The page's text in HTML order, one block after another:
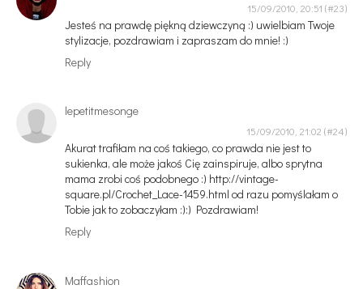
15/09/2010, 20:51
Jesteś na prawdę piękną dziewczyną :) uwielbiam Twoje
stylizacje, pozdrawiam i zapraszam do mnie! :)
Reply
lepetitmesonge
15/09/2010, 21:02
Akurat trafiłam na coś takiego, co prawda nie jest to
sukienka, ale może jakoś Cię zainspiruje, albo sprytna
mama zrobi coś podobnego :) http://vintage-
square.pl/Crochet_Lace-1459.html od razu pomyślałam o
Tobie jak to zobaczyłam :):) Pozdrawiam!
Reply
Maffashion